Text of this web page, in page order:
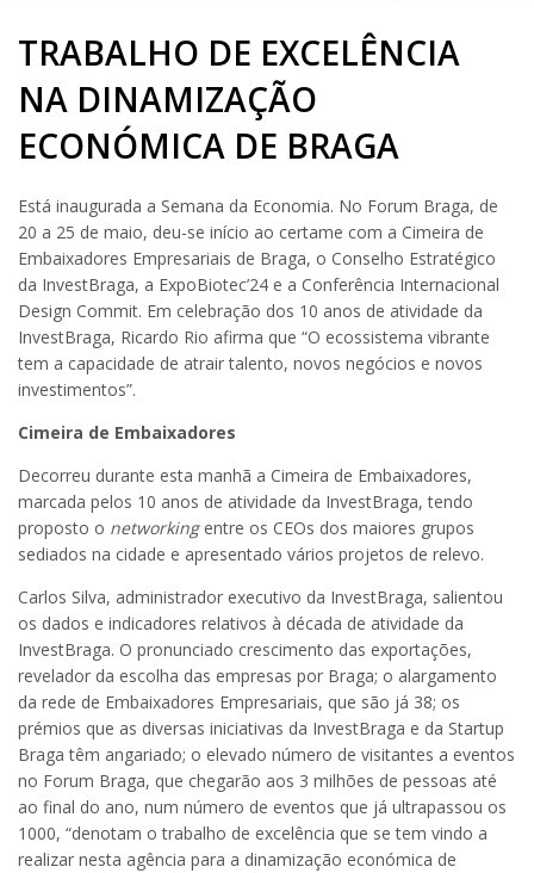
TRABALHO DE EXCELÊNCIA
NA DINAMIZAÇÃO
ECONÓMICA DE BRAGA
Está inaugurada a Semana da Economia. No Forum Braga, de
20 a 25 de maio, deu-se início ao certame com a Cimeira de
Embaixadores Empresariais de Braga, o Conselho Estratégico
da InvestBraga, a ExpoBiotec’24 e a Conferência Internacional
Design Commit. Em celebração dos 10 anos de atividade da
InvestBraga, Ricardo Rio afirma que “O ecossistema vibrante
tem a capacidade de atrair talento, novos negócios e novos
investimentos”.
Cimeira de Embaixadores
Decorreu durante esta manhã a Cimeira de Embaixadores,
marcada pelos 10 anos de atividade da InvestBraga, tendo
proposto o networkingentre os CEOs dos maiores grupos
sediados na cidade e apresentado vários projetos de relevo.
Carlos Silva, administrador executivo da InvestBraga, salientou
os dados e indicadores relativos à década de atividade da
InvestBraga. O pronunciado crescimento das exportações,
revelador da escolha das empresas por Braga; o alargamento
da rede de Embaixadores Empresariais, que são já 38; os
prémios que as diversas iniciativas da InvestBraga e da Startup
Braga têm angariado; o elevado número de visitantes a eventos
no Forum Braga, que chegarão aos 3 milhões de pessoas até
ao final do ano, num número de eventos que já ultrapassou os
1000, “denotam o trabalho de excelência que se tem vindo a
realizar nesta agência para a dinamização económica de